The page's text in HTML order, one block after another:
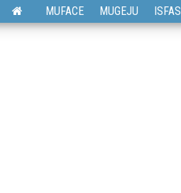
MUFACE MUGEJU ISFAS